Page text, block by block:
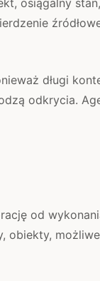
długi
odkrycia.
od